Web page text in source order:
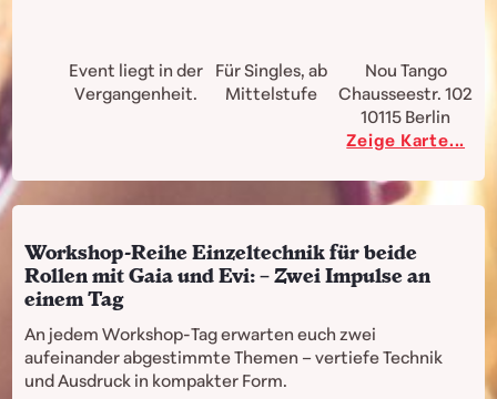
Event liegt in der
Vergangenheit.
Für Singles, ab
Mittelstufe
Nou Tango
Chausseestr. 102
10115 Berlin
Zeige Karte...
Workshop-Reihe Einzeltechnik für beide
Rollen mit Gaia und Evi: – Zwei Impulse an
einem Tag
An jedem Workshop-Tag erwarten euch zwei
aufeinander abgestimmte Themen – vertiefe Technik
und Ausdruck in kompakter Form.